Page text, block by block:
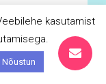
kasutamist
Nõustun